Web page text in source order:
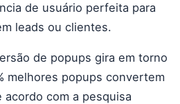
de usuário perfeita para
leads ou clientes.
de popups gira em torno
melhores popups convertem
acordo com a pesquisa